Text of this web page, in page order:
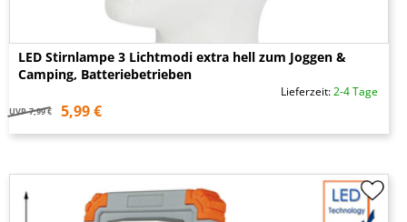
LED Stirnlampe 3 Lichtmodi extra hell zum Joggen &
Camping, Batteriebetrieben
Lieferzeit:2-4 Tage
UVP 7,99 € 5,99 €